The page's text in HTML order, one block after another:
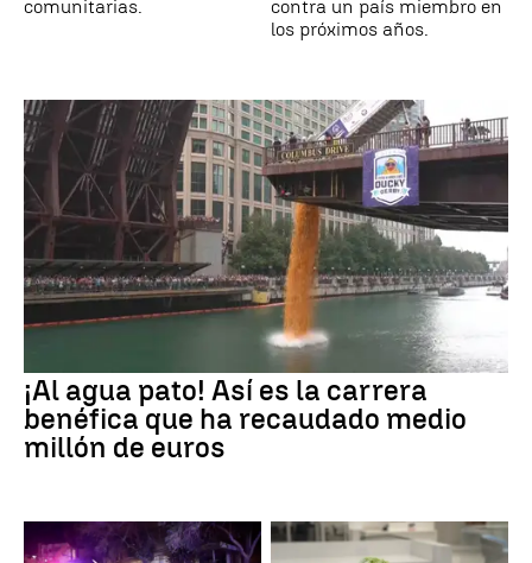
comunitarias.
contra un país miembro en
los próximos años.
¡Al agua pato! Así es la carrera
benéfica que ha recaudado medio
millón de euros